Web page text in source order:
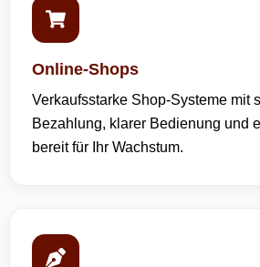
Online-Shops
Verkaufsstarke Shop-Systeme mit
Bezahlung, klarer Bedienung und
bereit für Ihr Wachstum.